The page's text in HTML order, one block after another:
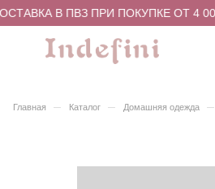
В ПВЗ ПРИ ПОКУПКЕ ОТ 4
Главная – Каталог – Домашняя одежда –